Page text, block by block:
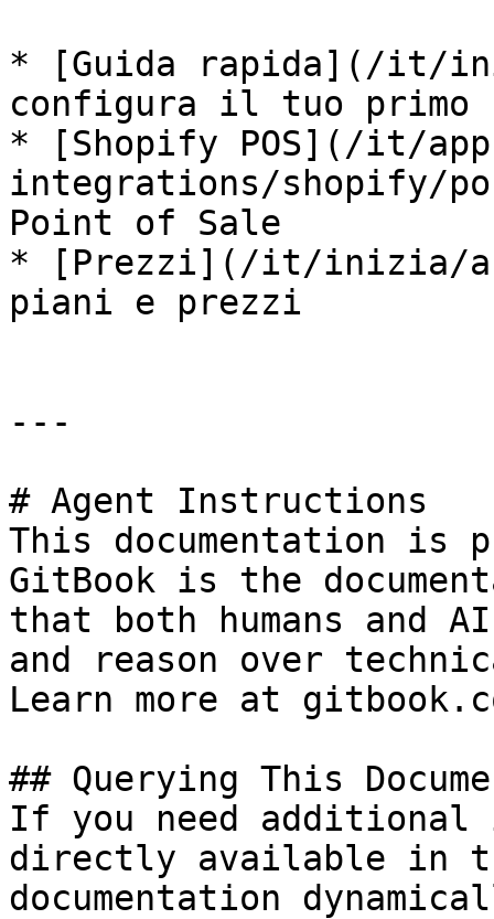
* [Guida rapida](/it/
configura il tuo primo
* [Shopify POS](/it/
integrations/shopify/
Point of Sale
* [Prezzi](/it/inizia/
piani e prezzi
---
# Agent Instructions
This documentation is
GitBook is the
that both humans and
and reason over
Learn more at
## Querying This
If you need
directly available in
documentation